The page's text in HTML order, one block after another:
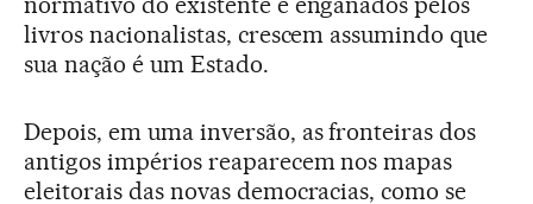
livros nacionalistas, crescem assumindo que
sua nação é um Estado.
Depois, em uma inversão, as fronteiras dos
antigos impérios reaparecem nos mapas
eleitorais das novas democracias, como se